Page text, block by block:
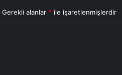
Gerekli alanlar * ile işaretlenmişlerdir